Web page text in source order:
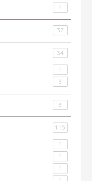
1
37
34
1
3
3
115
1
1
1